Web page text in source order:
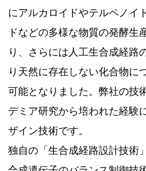
にアルカロイドやテルペノイ
ドなどの多様な物質の発酵生
り、さらには人工生合成経路
り天然に存在しない化合物に
可能となりました。弊社の技
デミア研究から培われた経験
ザイン技術です。
独自の「生合成経路設計技術